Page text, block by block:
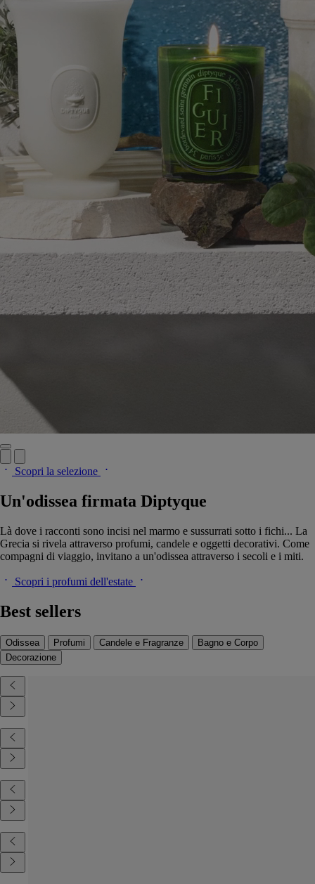
Scopri la selezione
Un'odissea firmata Diptyque
Là dove i racconti sono incisi nel marmo e sussurrati sotto i fichi... La
Grecia si rivela attraverso profumi, candele e oggetti decorativi. Come
compagni di viaggio, invitano a un'odissea attraverso i secoli e i miti.
Scopri i profumi dell'estate
Best sellers
Odissea Profumi Candele e Fragranze
Bagno e Corpo
Decorazione